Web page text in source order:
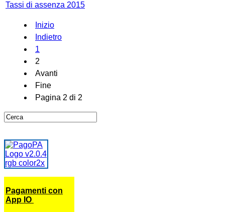
Tassi di assenza 2015
Inizio
Indietro
1
2
Avanti
Fine
Pagina 2 di 2
Pagamenti con
App IO